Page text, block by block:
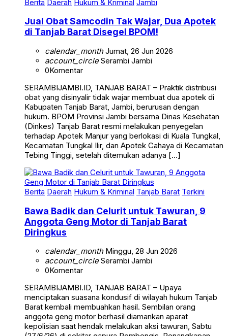
Berita Daerah Hukum & Kriminal Jambi
Jual Obat Samcodin Tak Wajar, Dua Apotek
di Tanjab Barat Disegel BPOM!
calendar_monthJumat, 26 Jun 2026
account_circleSerambi Jambi
0Komentar
SERAMBIJAMBI.ID, TANJAB BARAT – Praktik distribusi
obat yang disinyalir tidak wajar membuat dua apotek di
Kabupaten Tanjab Barat, Jambi, berurusan dengan
hukum. BPOM Provinsi Jambi bersama Dinas Kesehatan
(Dinkes) Tanjab Barat resmi melakukan penyegelan
terhadap Apotek Manjur yang berlokasi di Kuala Tungkal,
Kecamatan Tungkal Ilir, dan Apotek Cahaya di Kecamatan
Tebing Tinggi, setelah ditemukan adanya […]
Berita Daerah Hukum & Kriminal Tanjab Barat Terkini
Bawa Badik dan Celurit untuk Tawuran, 9
Anggota Geng Motor di Tanjab Barat
Diringkus
calendar_monthMinggu, 28 Jun 2026
account_circleSerambi Jambi
0Komentar
SERAMBIJAMBI.ID, TANJAB BARAT – Upaya
menciptakan suasana kondusif di wilayah hukum Tanjab
Barat kembali membuahkan hasil. Sembilan orang
anggota geng motor berhasil diamankan aparat
kepolisian saat hendak melakukan aksi tawuran, Sabtu